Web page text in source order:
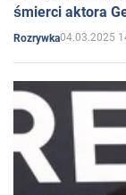
śmierci aktora
Rozrywka04.03.2025